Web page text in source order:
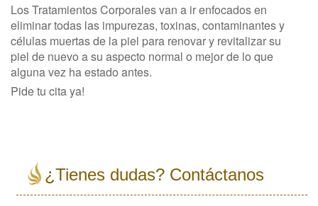
Los Tratamientos Corporales van a ir enfocados en
eliminar todas las impurezas, toxinas, contaminantes y
células muertas de la piel para renovar y revitalizar su
piel de nuevo a su aspecto normal o mejor de lo que
alguna vez ha estado antes.
Pide tu cita ya!
¿Tienes dudas? Contáctanos